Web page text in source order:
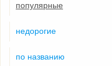
популярные
недорогие
по названию